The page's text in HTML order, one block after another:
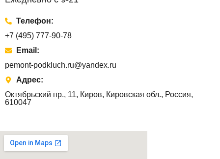
Телефон:
+7 (495) 777-90-78
Email:
pemont-podkluch.ru@yandex.ru
Адрес:
Октябрьский пр., 11, Киров, Кировская обл., Россия,
610047